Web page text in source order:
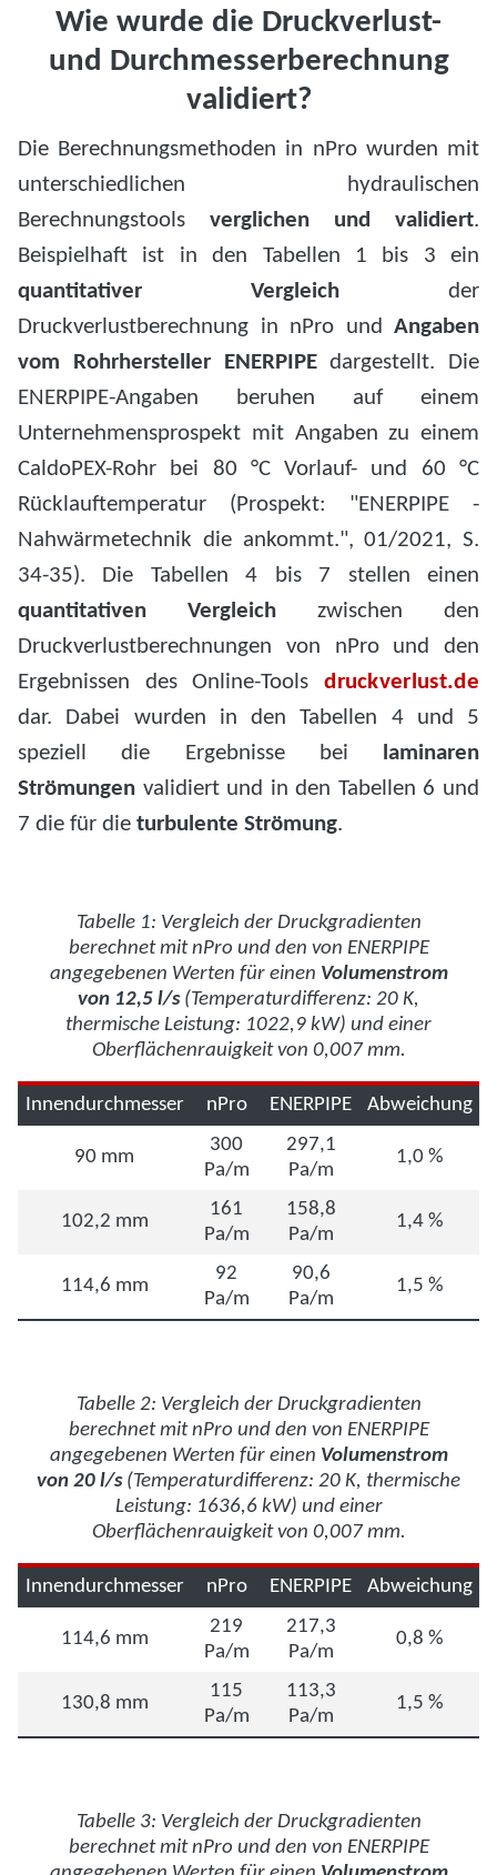
Wie wurde die Druckverlust-
und Durchmesserberechnung
validiert?
Die Berechnungsmethoden in nPro wurden mit
unterschiedlichen hydraulischen
Berechnungstools verglichen und validiert.
Beispielhaft ist in den Tabellen 1 bis 3 ein
quantitativer Vergleich der
Druckverlustberechnung in nPro und Angaben
vom Rohrhersteller ENERPIPEdargestellt. Die
ENERPIPE-Angaben beruhen auf einem
Unternehmensprospekt mit Angaben zu einem
CaldoPEX-Rohr bei 80 °C Vorlauf- und 60 °C
Rücklauftemperatur (Prospekt: "ENERPIPE -
Nahwärmetechnik die ankommt.", 01/2021, S.
34-35). Die Tabellen 4 bis 7 stellen einen
quantitativen Vergleich zwischen den
Druckverlustberechnungen von nPro und den
Ergebnissen des Online-Toolsdruckverlust.de
dar. Dabei wurden in den Tabellen 4 und 5
speziell die Ergebnisse bei
laminaren
Strömungen validiert und in den Tabellen 6 und
7 die für die turbulente Strömung.
Tabelle 1: Vergleich der Druckgradienten
berechnet mit nPro und den von ENERPIPE
angegebenen Werten für einen Volumenstrom
von 12,5 l/s(Temperaturdifferenz: 20 K,
thermische Leistung: 1022,9 kW) und einer
Oberflächenrauigkeit von 0,007 mm.
Innendurchmesser nPro ENERPIPE Abweichung
90 mm
300
Pa/m
297,1
Pa/m
1,0 %
102,2 mm
161
Pa/m
158,8
Pa/m
1,4 %
114,6 mm
92
Pa/m
90,6
Pa/m
1,5 %
Tabelle 2: Vergleich der Druckgradienten
berechnet mit nPro und den von ENERPIPE
angegebenen Werten für einen Volumenstrom
von 20 l/s(Temperaturdifferenz: 20 K, thermische
Leistung: 1636,6 kW) und einer
Oberflächenrauigkeit von 0,007 mm.
Innendurchmesser nPro ENERPIPE Abweichung
114,6 mm
219
Pa/m
217,3
Pa/m
0,8 %
130,8 mm
115
Pa/m
113,3
Pa/m
1,5 %
Tabelle 3: Vergleich der Druckgradienten
berechnet mit nPro und den von ENERPIPE